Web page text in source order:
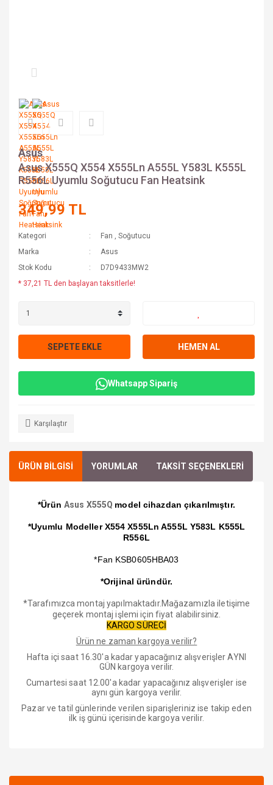
Asus
Asus X555Q X554 X555Ln A555L Y583L K555L
R556L Uyumlu Soğutucu Fan Heatsink
349,99 TL
Kategori Fan ,Soğutucu
Marka
Asus
Stok Kodu
D7D9433MW2
* 37,21 TL den başlayan taksitlerle!
SEPETE EKLE HEMEN AL
Whatsapp Sipariş
Karşılaştır
ÜRÜN BİLGİSİ YORUMLAR TAKSİT SEÇENEKLERİ
*Ürün Asus X555Q model cihazdan çıkarılmıştır.
*Uyumlu Modeller X554 X555Ln A555L Y583L K555L
R556L
*Fan KSB0605HBA03
*Orijinal üründür.
*Tarafımızca montaj yapılmaktadır.Mağazamızla iletişime
geçerek montaj işlemi için fiyat alabilirsiniz.
KARGO SÜRECİ
Ürün ne zaman kargoya verilir?
Hafta içi saat 16.30'a kadar yapacağınız alışverişler AYNI
GÜN kargoya verilir.
Cumartesi saat 12.00'a kadar yapacağınız alışverişler ise
aynı gün kargoya verilir.
Pazar ve tatil günlerinde verilen siparişleriniz ise takip eden
ilk iş günü içerisinde kargoya verilir.